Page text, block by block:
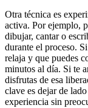
Otra técnica es
activa. Por ejemplo,
dibujar, cantar o
durante el proceso.
relaja y que puedes
minutos al día. Si te
disfrutas de esa
clave es dejar de
experiencia sin